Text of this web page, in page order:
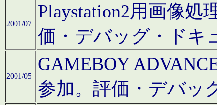
2001/07
Playstation2用画像
価・デバッグ・ドキ
2001/05
GAMEBOY
参加。評価・デバッ